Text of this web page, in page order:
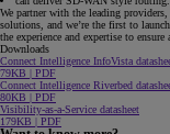
We partner with the leading
solutions, and we’re the first to
the experience and expertise to ensure
Downloads
Connect Intelligence InfoVista
79KB | PDF
Connect Intelligence Riverbed
80KB | PDF
Visibility-as-a-Service datasheet
179KB | PDF